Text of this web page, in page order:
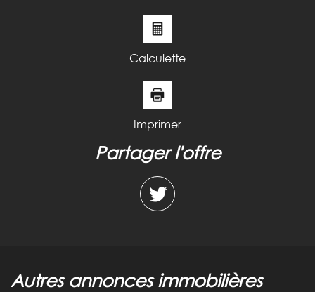
Calculette
Imprimer
partager l'offre
autres annonces immobilières